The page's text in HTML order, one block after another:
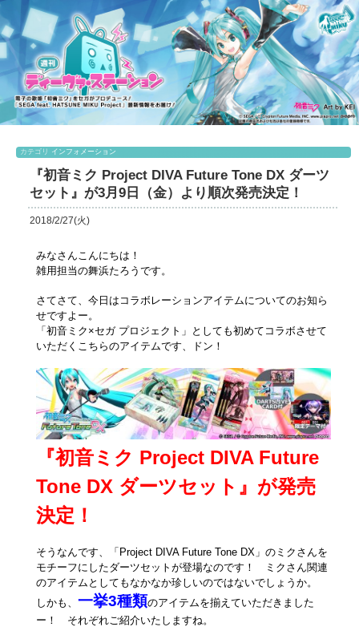
カテゴリ インフォメーション
『初音ミク Project DIVA Future Tone DX ダーツ
セット』が3月9日（金）より順次発売決定！
2018/2/27(火)
みなさんこんにちは！
雑用担当の舞浜たろうです。
さてさて、今日はコラボレーションアイテムについてのお知ら
せですよー。
「初音ミク×セガ プロジェクト」としても初めてコラボさせて
いただくこちらのアイテムです、ドン！
『初音ミク Project DIVA Future
Tone DX ダーツセット』が発売
決定！
そうなんです、「Project DIVA Future Tone DX」のミクさんを
モチーフにしたダーツセットが登場なのです！ ミクさん関連
のアイテムとしてもなかなか珍しいのではないでしょうか。
しかも、 一挙3種類のアイテムを揃えていただきました
ー！ それぞれご紹介いたしますね。